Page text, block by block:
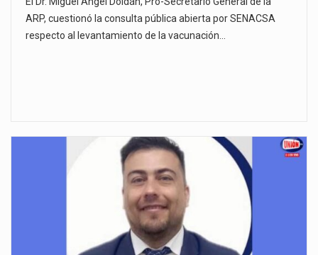
ARP, cuestionó la consulta pública abierta por SENACSA
respecto al levantamiento de la vacunación…